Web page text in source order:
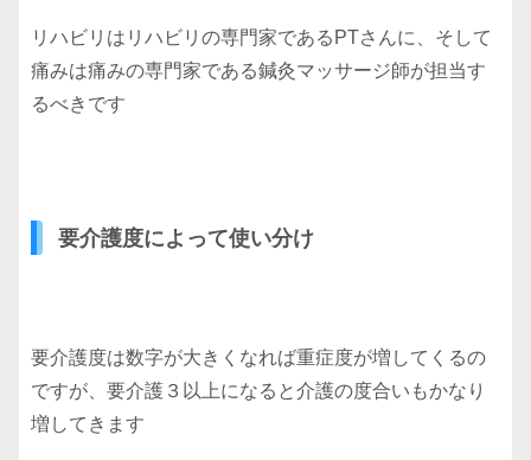
リハビリはリハビリの専門家であるPTさんに、そして
痛みは痛みの専門家である鍼灸マッサージ師が担当す
るべきです
要介護度によって使い分け
要介護度は数字が大きくなれば重症度が増してくるの
ですが、要介護３以上になると介護の度合いもかなり
増してきます